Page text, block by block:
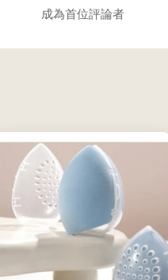
成為首位評論者